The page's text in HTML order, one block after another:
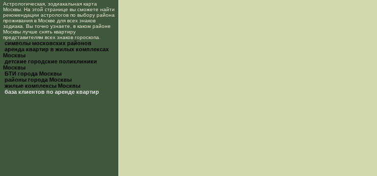
Астрологическая, зодиакальная карта
Москвы. На этой странице вы сможете найти
рекомендации астрологов по выбору района
проживания в Москве для всех знаков
зодиака. Вы точно узнаете, в каком районе
Москвы лучше снять квартиру
представителям всех знаков гороскопа.
cимволы московских районов
аренда квартир в жилых комплексах
Москвы
детские городские поликлиники
Москвы
БТИ города Москвы
районы города Москвы
жилые комплексы Москвы
база клиентов по аренде квартир